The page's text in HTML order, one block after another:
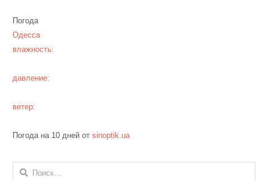
Погода
Одесса
влажность:
давление:
ветер:
Погода на 10 дней от sinoptik.ua
Найти: